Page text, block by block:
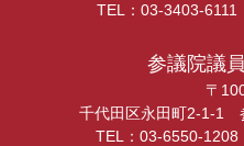
TEL：03-3403-
参議院議
〒
千代田区永田町2-1-1
TEL：03-6550-